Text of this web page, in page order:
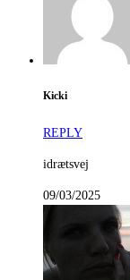
Kicki
REPLY
idrætsvej
09/03/2025